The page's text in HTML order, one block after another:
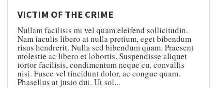
VICTIM OF THE CRIME
Nullam facilisis mi vel quam eleifend sollicitudin.
Nam iaculis libero at nulla pretium, eget bibendum
risus hendrerit. Nulla sed bibendum quam. Praesent
molestie ac libero et lobortis. Suspendisse aliquet
tortor facilisis, condimentum neque eu, convallis
nisi. Fusce vel tincidunt dolor, ac congue quam.
Phasellus at justo dui. Ut sol...